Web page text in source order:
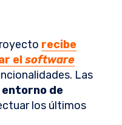
recibe
elsoftware
Las
entorno de
los últimos